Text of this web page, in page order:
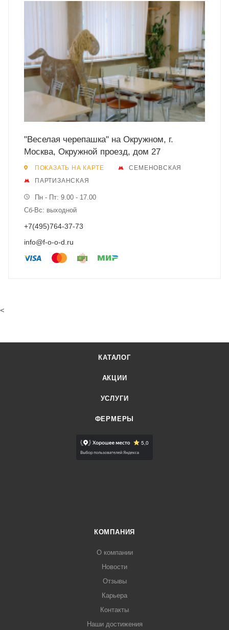
"Веселая черепашка" на Окружном, г.
Москва, Окружной проезд, дом 27
ПОКАЗАТЬ НА КАРТЕ
СЕМЕНОВСКАЯ
ПАРТИЗАНСКАЯ
Пн - Пт: 9.00 - 17.00
Сб-Вс: выходной
+7(495)764-37-73
info@f-o-o-d.ru
<
КАТАЛОГ
АКЦИИ
УСЛУГИ
ФЕРМЕРЫ
КОМПАНИЯ
О компании
Новости
Отзывы
Карьера
Контакты
Наши достижения